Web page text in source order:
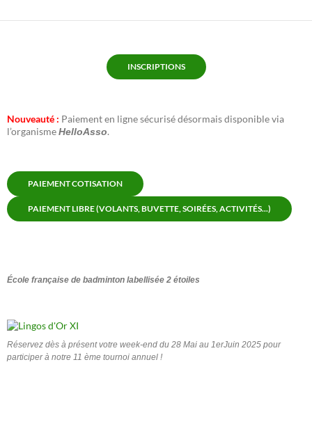
INSCRIPTIONS
Nouveauté : Paiement en ligne sécurisé désormais disponible via
l’organismeHelloAsso.
PAIEMENT COTISATION
PAIEMENT LIBRE (VOLANTS, BUVETTE, SOIRÉES, ACTIVITÉS...)
École française de badminton labellisée 2 étoiles
Réservez dès à présent votre week-end du 28 Mai au 1erJuin 2025 pour
participer à notre 11 ème tournoi annuel !